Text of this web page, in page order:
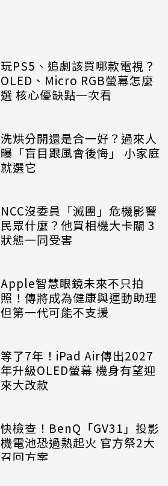
玩PS5、追劇該買哪款電視？
OLED、Micro RGB螢幕怎麼
選 核心優缺點一次看
洗烘分開還是合一好？過來人
曝「盲目跟風會後悔」 小家庭
就選它
NCC沒委員「滅團」危機影響
民眾什麼？他買相機大卡關 3
狀態一同受害
Apple智慧眼鏡未來不只拍
照！傳將成為健康與運動助理
但第一代可能不支援
等了7年！iPad Air傳出2027
年升級OLED螢幕 機身有望迎
來大改款
快檢查！BenQ「GV31」投影
機電池恐過熱起火 官方祭2大
召回方案